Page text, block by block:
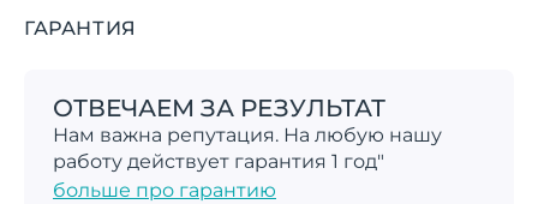
ГАРАНТИЯ
ОТВЕЧАЕМ ЗА РЕЗУЛЬТАТ
Нам важна репутация. На любую нашу
работу действует гарантия 1 год"
больше про гарантию